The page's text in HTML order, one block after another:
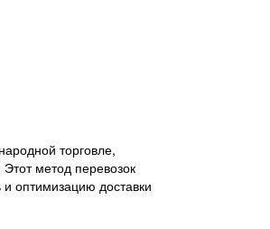
торговле,
метод перевозок
и оптимизацию доставки